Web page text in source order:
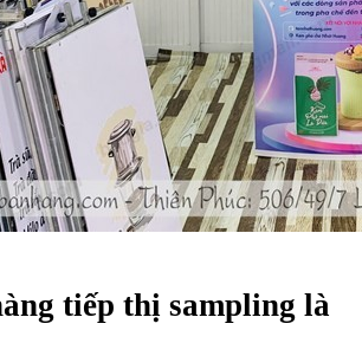
tiếp thị sampling là